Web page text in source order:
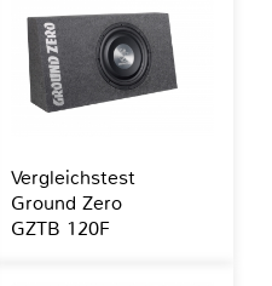
Vergleichstest
Ground Zero
GZTB 120F